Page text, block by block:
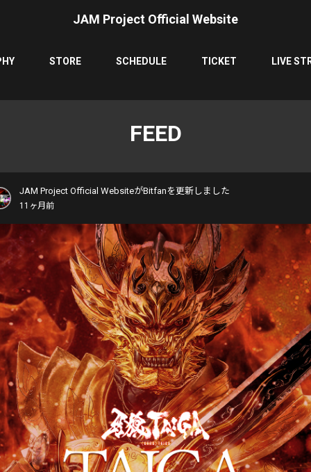
JAM Project Official Website
STORE SCHEDULE TICKET LIVE
FEED
JAM Project Official WebsiteがBitfanを更新しました
11ヶ月前